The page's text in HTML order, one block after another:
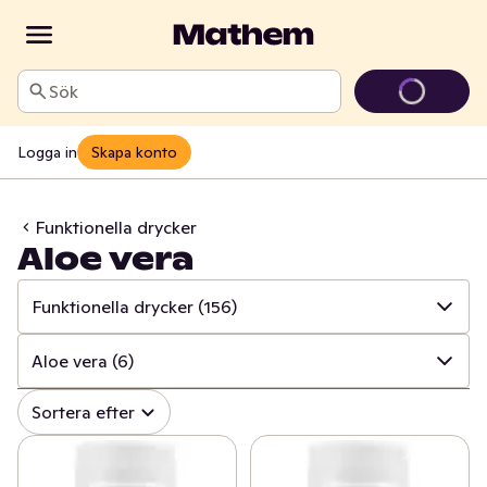
Sök
Logga in Skapa konto
Funktionella drycker
Aloe vera
Funktionella drycker (156)
✓ Alla (1139)
✓ Läsk (143)
Aloe vera (6)
✓ Alla (156)
Sortera efter